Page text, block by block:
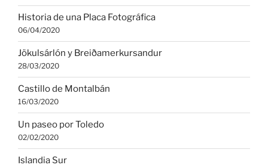
Historia de una Placa Fotográfica
06/04/2020
Jökulsárlón y Breiðamerkursandur
28/03/2020
Castillo de Montalbán
16/03/2020
Un paseo por Toledo
02/02/2020
Islandia Sur